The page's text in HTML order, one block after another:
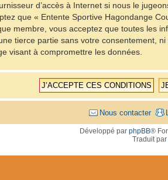
d’accès à Internet si nous le
que « Entente Sportive Hagondange
membre, vous acceptez que toutes les
tierce partie sans votre consentement,
visant à compromettre les données.
Nous contacter
Développé par phpBB®
Traduit par